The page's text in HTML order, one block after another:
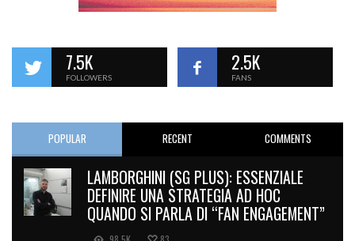
7.5K
FOLLOWERS
2.5K
FANS
POPULAR RECENT COMMENTS
LAMBORGHINI (SG PLUS): ESSENZIALE
DEFINIRE UNA STRATEGIA AD HOC
QUANDO SI PARLA DI “FAN ENGAGEMENT”